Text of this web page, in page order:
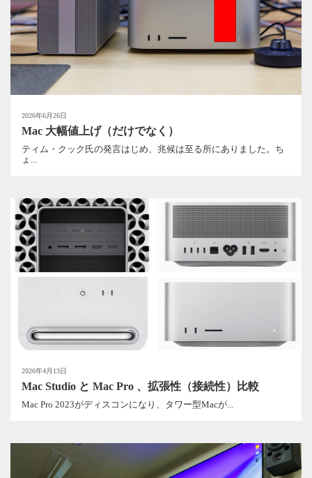
2026年6月26日
Mac 大幅値上げ（だけでなく）
ティム・クック氏の発言はじめ、兆候は至る所にありました。ち
ょ...
2026年4月13日
Mac Studio と Mac Pro 、拡張性（接続性）比較
Mac Pro 2023がディスコンになり、タワー型Macが...